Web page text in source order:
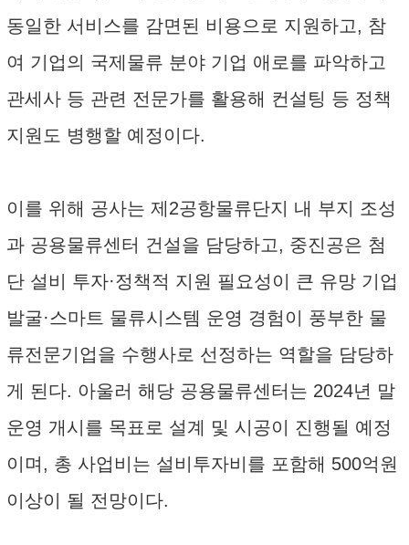
동일한 서비스를 감면된 비용으로 지원하고, 참
여 기업의 국제물류 분야 기업 애로를 파악하고
관세사 등 관련 전문가를 활용해 컨설팅 등 정책
지원도 병행할 예정이다.
이를 위해 공사는 제2공항물류단지 내 부지 조성
과 공용물류센터 건설을 담당하고, 중진공은 첨
단 설비 투자·정책적 지원 필요성이 큰 유망 기업
발굴·스마트 물류시스템 운영 경험이 풍부한 물
류전문기업을 수행사로 선정하는 역할을 담당하
게 된다. 아울러 해당 공용물류센터는 2024년 말
운영 개시를 목표로 설계 및 시공이 진행될 예정
이며, 총 사업비는 설비투자비를 포함해 500억원
이상이 될 전망이다.